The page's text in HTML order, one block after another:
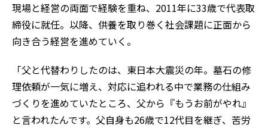
現場と経営の両面で経験を重ね、2011年に33歳で代表取
締役に就任。以降、供養を取り巻く社会課題に正面から
向き合う経営を進めていく。
「父と代替わりしたのは、東日本大震災の年。墓石の修
理依頼が一気に増え、対応に追われる中で業務の仕組み
づくりを進めていたところ、父から『もうお前がやれ』
と言われたんです。父自身も26歳で12代目を継ぎ、苦労